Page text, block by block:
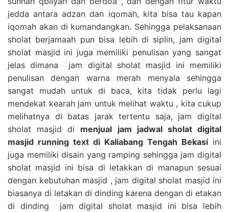
jedda antara adzan dan iqomah, kita bisa tau kapan
iqomah akan di kumandangkan. Sehingga pelaksanaan
sholat berjamaah pun bisa lebih di siplin, jam digital
sholat masjid ini juga memiliki penulisan yang sangat
jelas dimana jam digital sholat masjid ini memiliki
penulisan dengan warna merah menyala sehingga
sangat mudah untuk di baca, kita tidak perlu lagi
mendekat kearah jam untuk melihat waktu , kita cukup
melihatnya di batas jarak tertentu saja, jam digital
sholat masjid di menjual jam jadwal sholat digital
masjid running text di Kaliabang Tengah Bekasi ini
juga memiliki disain yang ramping sehingga jam digital
sholat masjid ini bisa di letakkan di manapun sesuai
dengan kebutuhan masjid , jam digital sholat masjid ini
biasanya di letakan di dinding karena dengan di etakan
di dinding jam digital sholat masjid ini bisa lebih